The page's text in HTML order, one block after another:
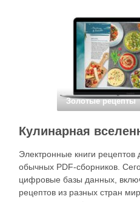
кухне. Главное — …
Золотые рецепты
Электронные книги
обычных PDF-сборников.
цифровые базы данных,
рецептов из разных стран